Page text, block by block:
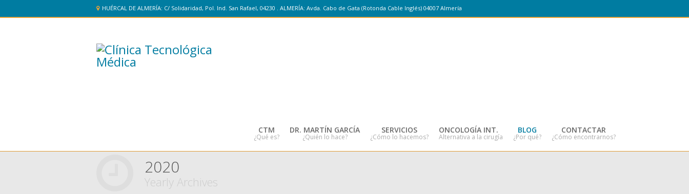
HUÉRCAL DE ALMERÍA: C/ Solidaridad, Pol. Ind. San Rafael, 04230 . ALMERÍA: Avda. Cabo de Gata (Rotonda Cable Inglés) 04007 Almería
CTM
¿Qué es?
DR. MARTÍN GARCÍA
¿Quién lo hace?
SERVICIOS
¿Cómo lo hacemos?
ONCOLOGÍA INT.
Alternativa a la cirugía
BLOG
¿Por qué?
CONTACTAR
¿Cómo encontrarnos?
2020
Yearly Archives